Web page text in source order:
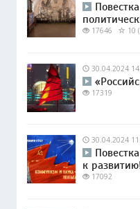
17646 10
30.04.2024
17319
30.04.2024
к
17092